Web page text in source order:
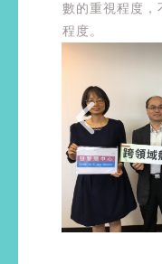
數的重視程度，
程度。